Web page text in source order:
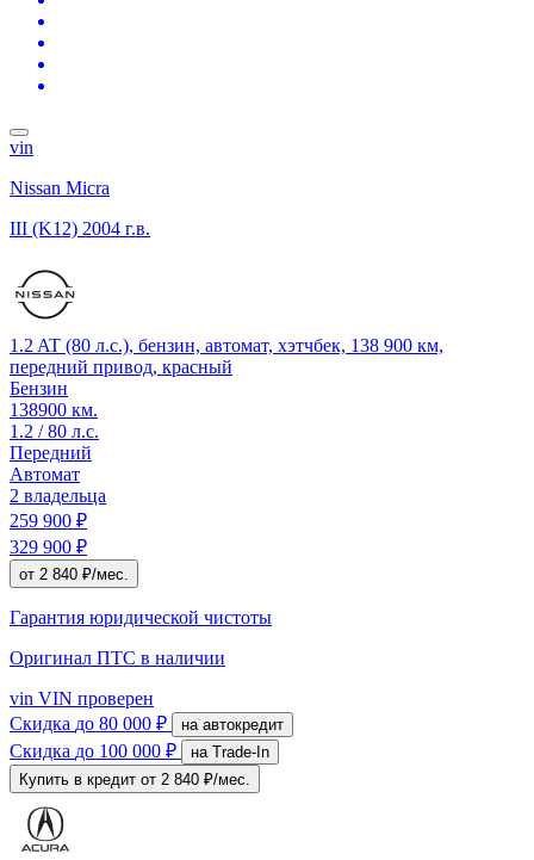
vin
Nissan Micra
III (K12) 2004 г.в.
1.2 AT (80 л.с.), бензин, автомат, хэтчбек, 138 900 км,
передний привод, красный
Бензин
138900 км.
1.2 / 80 л.с.
Передний
Автомат
2 владельца
259 900 ₽
329 900 ₽
от 2 840 ₽/мес.
Гарантия юридической чистоты
Оригинал ПТС в наличии
vin VIN проверен
Скидка до 80 000 ₽ на автокредит
Скидка до 100 000 ₽
на Trade-In
Купить в кредит от 2 840 ₽/мес.